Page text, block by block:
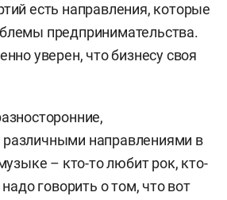
есть направления, которые
предпринимательства.
уверен, что бизнесу своя
направлениями в
– кто-то любит рок, кто-
говорить о том, что вот